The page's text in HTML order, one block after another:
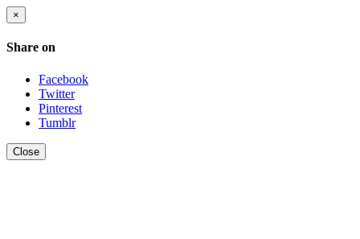
×
Share on
Facebook
Twitter
Pinterest
Tumblr
Close